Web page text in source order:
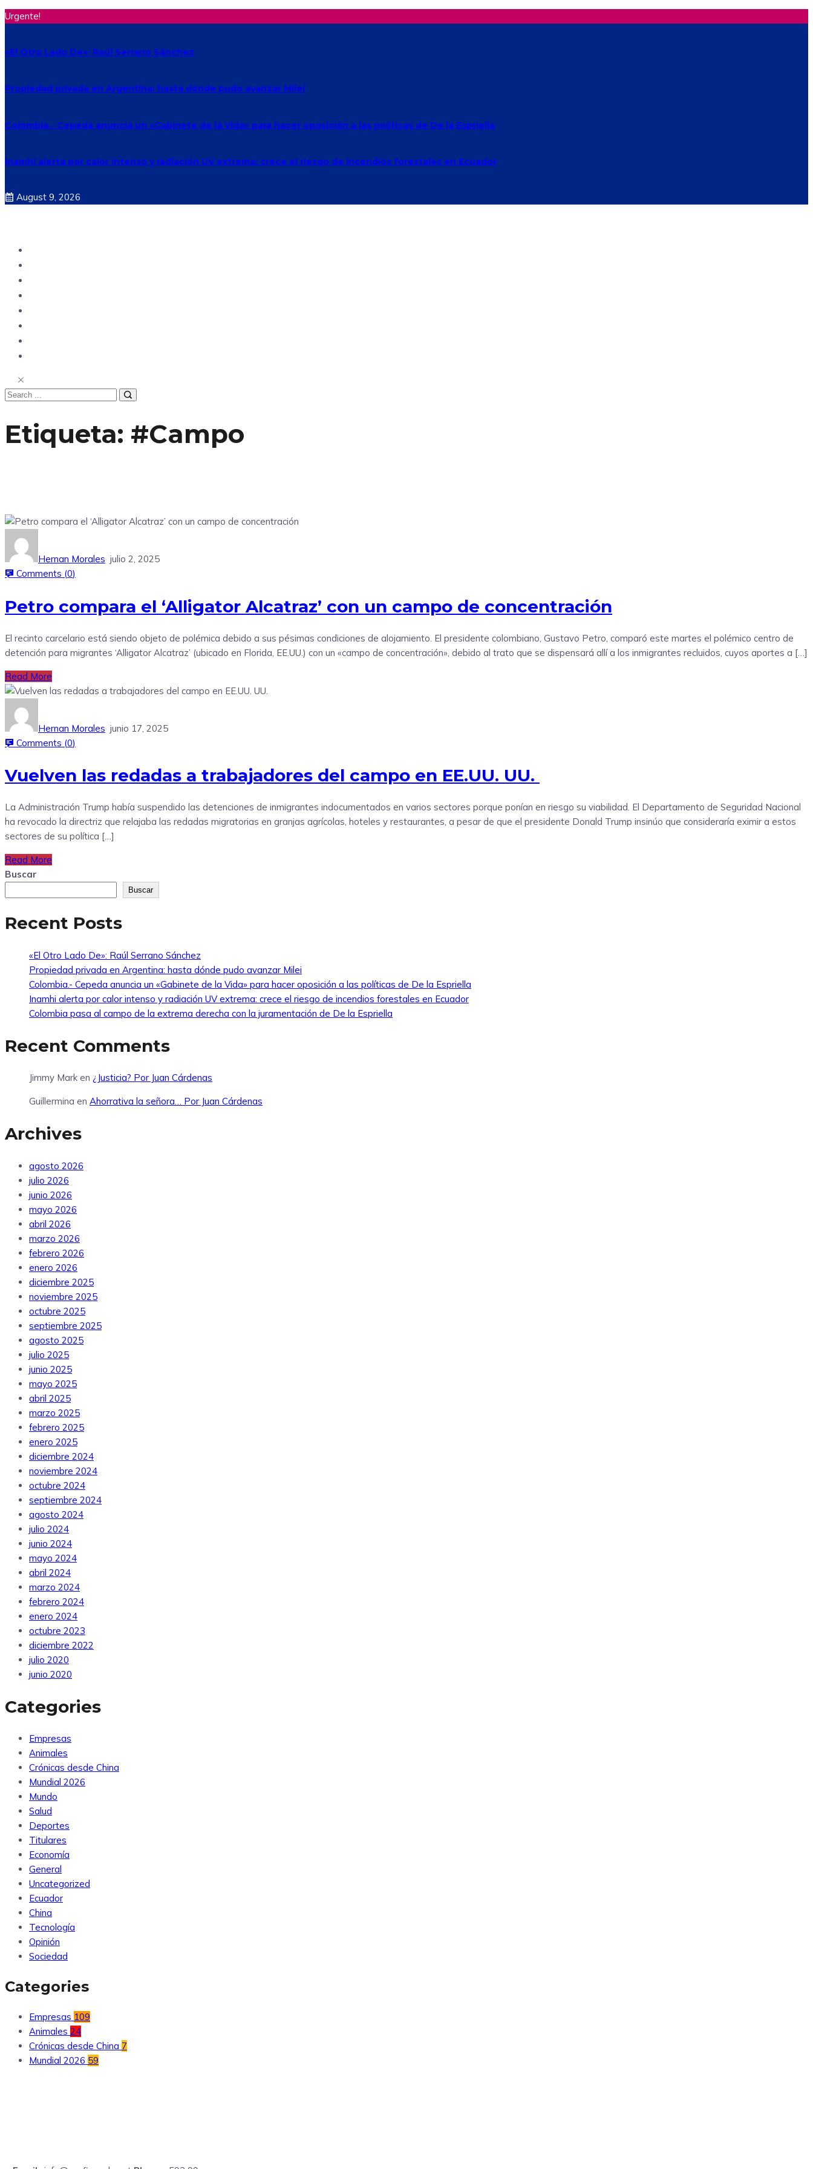
Urgente!
«El Otro Lado De»: Raúl Serrano Sánchez
Propiedad privada en Argentina: hasta dónde pudo avanzar Milei
Colombia.- Cepeda anuncia un «Gabinete de la Vida» para hacer oposición a las políticas de De la Espriella
Inamhi alerta por calor intenso y radiación UV extrema: crece el riesgo de incendios forestales en Ecuador
August 9, 2026
Etiqueta: #Campo
Hernan Morales julio 2, 2025
Comments (0)
Petro compara el ‘Alligator Alcatraz’ con un campo de concentración
El recinto carcelario está siendo objeto de polémica debido a sus pésimas condiciones de alojamiento. El presidente colombiano, Gustavo Petro, comparó este martes el polémico centro de
detención para migrantes ‘Alligator Alcatraz’ (ubicado en Florida, EE.UU.) con un «campo de concentración», debido al trato que se dispensará allí a los inmigrantes recluidos, cuyos aportes a […]
Read More
Hernan Morales junio 17, 2025
Comments (0)
Vuelven las redadas a trabajadores del campo en EE.UU. UU.
La Administración Trump había suspendido las detenciones de inmigrantes indocumentados en varios sectores porque ponían en riesgo su viabilidad. El Departamento de Seguridad Nacional
ha revocado la directriz que relajaba las redadas migratorias en granjas agrícolas, hoteles y restaurantes, a pesar de que el presidente Donald Trump insinúo que consideraría eximir a estos
sectores de su política […]
Read More
Buscar
Buscar
Recent Posts
«El Otro Lado De»: Raúl Serrano Sánchez
Propiedad privada en Argentina: hasta dónde pudo avanzar Milei
Colombia.- Cepeda anuncia un «Gabinete de la Vida» para hacer oposición a las políticas de De la Espriella
Inamhi alerta por calor intenso y radiación UV extrema: crece el riesgo de incendios forestales en Ecuador
Colombia pasa al campo de la extrema derecha con la juramentación de De la Espriella
Recent Comments
Jimmy Mark en ¿Justicia? Por Juan Cárdenas
Guillermina en Ahorrativa la señora… Por Juan Cárdenas
Archives
agosto 2026
julio 2026
junio 2026
mayo 2026
abril 2026
marzo 2026
febrero 2026
enero 2026
diciembre 2025
noviembre 2025
octubre 2025
septiembre 2025
agosto 2025
julio 2025
junio 2025
mayo 2025
abril 2025
marzo 2025
febrero 2025
enero 2025
diciembre 2024
noviembre 2024
octubre 2024
septiembre 2024
agosto 2024
julio 2024
junio 2024
mayo 2024
abril 2024
marzo 2024
febrero 2024
enero 2024
octubre 2023
diciembre 2022
julio 2020
junio 2020
Categories
Empresas
Animales
Crónicas desde China
Mundial 2026
Mundo
Salud
Deportes
Titulares
Economía
General
Uncategorized
Ecuador
China
Tecnología
Opinión
Sociedad
Categories
Empresas 109
Animales 24
Crónicas desde China 7
Mundial 2026 59